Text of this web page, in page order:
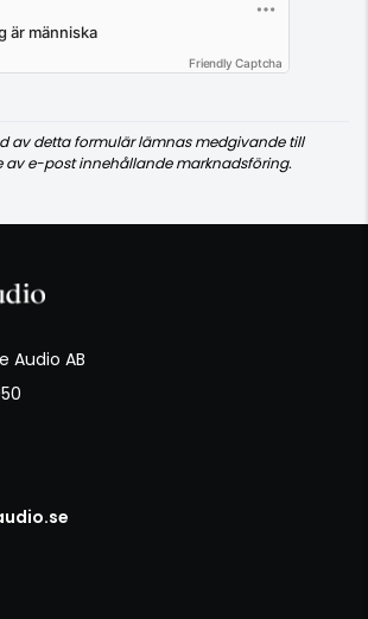
Friendly Captcha
av detta formulär lämnas medgivande till
av e-post innehållande marknadsföring.
Audio AB